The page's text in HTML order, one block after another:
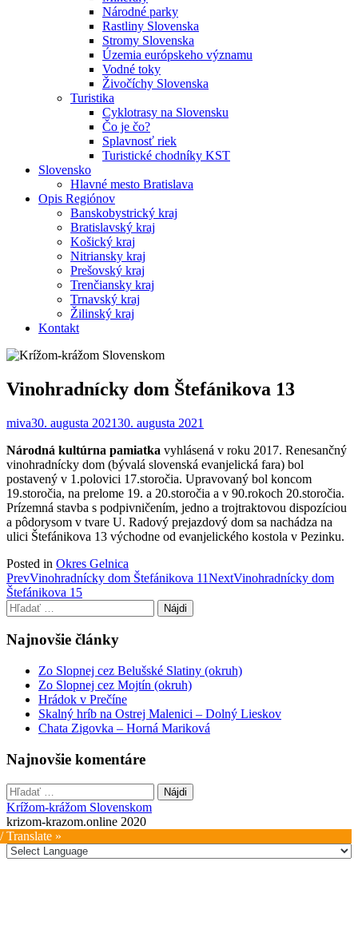
Národné parky
Rastliny Slovenska
Stromy Slovenska
Územia európskeho významu
Vodné toky
Živočíchy Slovenska
Turistika
Cyklotrasy na Slovensku
Čo je čo?
Splavnosť riek
Turistické chodníky KST
Slovensko
Hlavné mesto Bratislava
Opis Regiónov
Banskobystrický kraj
Bratislavský kraj
Košický kraj
Nitriansky kraj
Prešovský kraj
Trenčiansky kraj
Trnavský kraj
Žilinský kraj
Kontakt
Vinohradnícky dom Štefánikova 13
miva30. augusta 202130. augusta 2021
Národná kultúrna pamiatka vyhlásená v roku 2017. Renesančný
vinohradnícky dom (bývalá slovenská evanjelická fara) bol
postavený v 1.polovici 17.storočia. Upravovaný bol koncom
19.storočia, na prelome 19. a 20.storočia a v 90.rokoch 20.storočia.
Prízemná stavba s podpivničením, jedno a trojtraktovou dispozíciou
a pôdorysom v tvare U. Radový prejazdový dom sa nachádza na
ulici Štefánikova 13 východne od evanjelického kostola v Pezinku.
Posted in Okres Gelnica
Post
navigation
PrevVinohradnícky dom Štefánikova 11NextVinohradnícky dom
Štefánikova 15
Hľadať:
Najnovšie články
Zo Slopnej cez Belušské Slatiny (okruh)
Zo Slopnej cez Mojtín (okruh)
Hrádok v Prečíne
Skalný hríb na Ostrej Malenici – Dolný Lieskov
Chata Zigovka – Horná Mariková
Najnovšie komentáre
Hľadať:
Krížom-krážom Slovenskom
krizom-krazom.online 2020
Translate »